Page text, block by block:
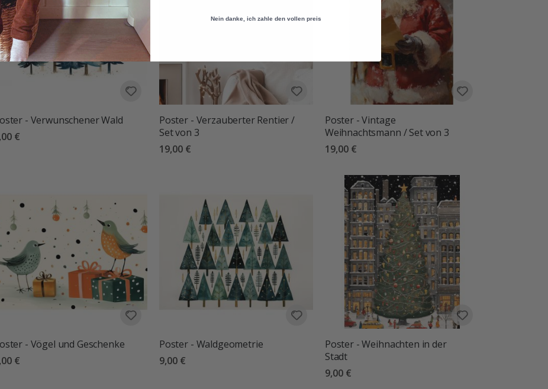
- Verwunschener Wald
€
Poster - Verzauberter Rentier /
Set von 3
19,00 €
Poster - Vintage
Weihnachtsmann / Set von 3
19,00 €
- Vögel und Geschenke
€
Poster - Waldgeometrie
9,00 €
Poster - Weihnachten in der
Stadt
9,00 €
Nein danke, ich zahle den vollen preis